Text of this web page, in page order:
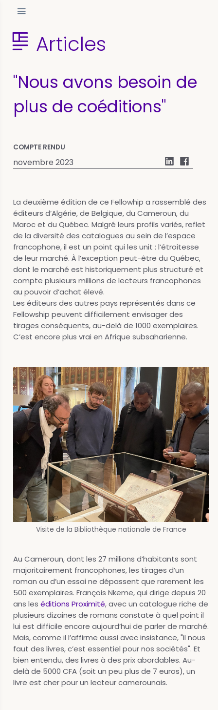
Articles
"Nous avons besoin de
plus de coéditions"
COMPTE RENDU
novembre 2023
La deuxième édition de ce Fellowhip a rassemblé des
éditeurs d’Algérie, de Belgique, du Cameroun, du
Maroc et du Québec. Malgré leurs profils variés, reflet
de la diversité des catalogues au sein de l’espace
francophone, il est un point qui les unit : l’étroitesse
de leur marché. À l’exception peut-être du Québec,
dont le marché est historiquement plus structuré et
compte plusieurs millions de lecteurs francophones
au pouvoir d’achat élevé.
Les éditeurs des autres pays représentés dans ce
Fellowship peuvent difficilement envisager des
tirages conséquents, au-delà de 1000 exemplaires.
C’est encore plus vrai en Afrique subsaharienne.
Visite de la Bibliothèque nationale de France
Au Cameroun, dont les 27 millions d’habitants sont
majoritairement francophones, les tirages d’un
roman ou d’un essai ne dépassent que rarement les
500 exemplaires. François Nkeme, qui dirige depuis 20
ans les éditions Proximité, avec un catalogue riche de
plusieurs dizaines de romans constate à quel point il
lui est difficile encore aujourd’hui de parler de marché.
Mais, comme il l’affirme aussi avec insistance, "il nous
faut des livres, c’est essentiel pour nos sociétés". Et
bien entendu, des livres à des prix abordables. Au-
delà de 5000 CFA (soit un peu plus de 7 euros), un
livre est cher pour un lecteur camerounais.